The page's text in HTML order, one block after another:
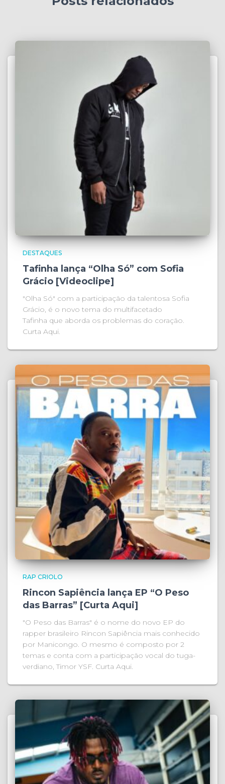
DESTAQUES
Tafinha lança “Olha Só” com Sofia
Grácio [Videoclipe]
"Olha Só" com a participação da talentosa Sofia
Grácio, é o novo tema do multifacetado
Tafinha que aborda os problemas do coração.
Curta Aqui.
RAP CRIOLO
Rincon Sapiência lança EP “O Peso
das Barras” [Curta Aqui]
"O Peso das Barras" é o nome do novo EP do
rapper brasileiro Rincon Sapiência mais conhecido
por Manicongo. O mesmo é composto por 2
temas e conta com a participação vocal do tuga-
verdiano, Timor YSF. Curta Aqui.